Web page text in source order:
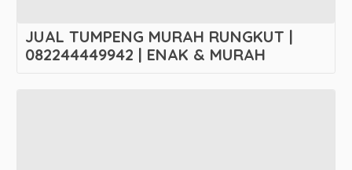
JUAL TUMPENG MURAH RUNGKUT |
082244449942 | ENAK & MURAH